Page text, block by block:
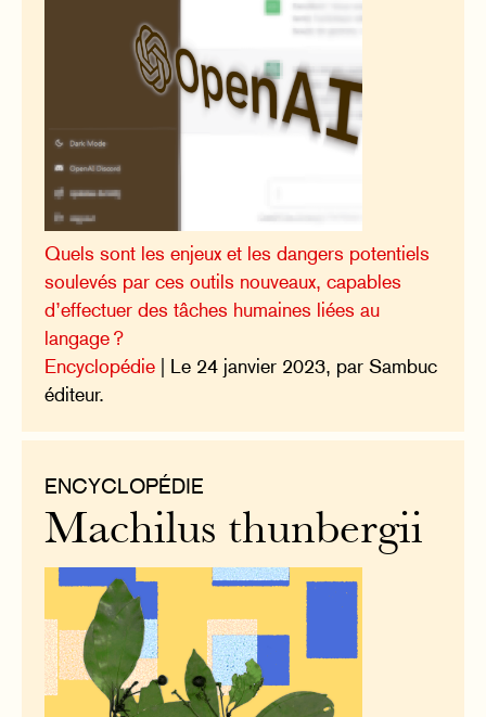
Quels sont les enjeux et les dangers potentiels
soulevés par ces outils nouveaux, capables
d’effectuer des tâches humaines liées au
langage ?
Encyclopédie | Le 24 janvier 2023, par Sambuc
éditeur.
ENCYCLOPÉDIE
Machilus thunbergii